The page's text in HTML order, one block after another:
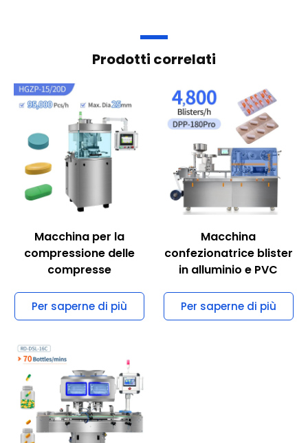
Prodotti correlati
Macchina per la
compressione delle
compresse
Per saperne di più
Macchina
confezionatrice blister
in alluminio e PVC
Per saperne di più